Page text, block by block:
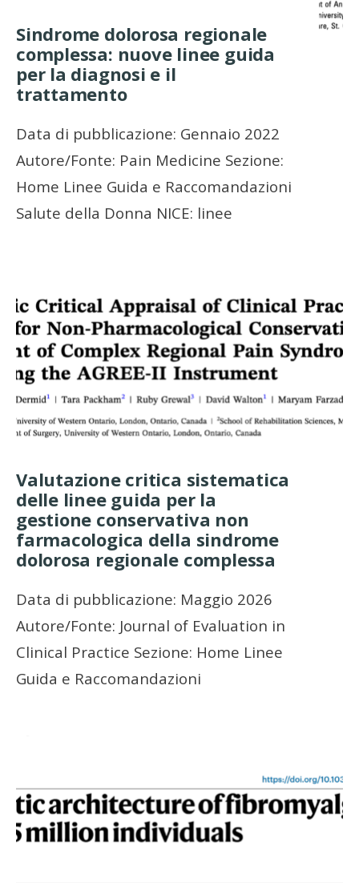
Sindrome dolorosa regionale
complessa: nuove linee guida
per la diagnosi e il
trattamento
Data di pubblicazione: Gennaio 2022
Autore/Fonte: Pain Medicine Sezione:
Home Linee Guida e Raccomandazioni
Salute della Donna NICE: linee
Valutazione critica sistematica
delle linee guida per la
gestione conservativa non
farmacologica della sindrome
dolorosa regionale complessa
Data di pubblicazione: Maggio 2026
Autore/Fonte: Journal of Evaluation in
Clinical Practice Sezione: Home Linee
Guida e Raccomandazioni